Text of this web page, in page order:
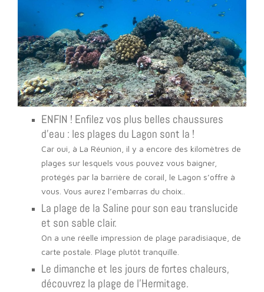
ENFIN ! Enfilez vos plus belles chaussures
d’eau : les plages du Lagon sont la !
Car oui, à La Réunion, il y a encore des kilomètres de
plages sur lesquels vous pouvez vous baigner,
protégés par la barrière de corail, le Lagon s’offre à
vous. Vous aurez l’embarras du choix..
La plage de la Saline pour son eau translucide
et son sable clair.
On a une réelle impression de plage paradisiaque, de
carte postale. Plage plutôt tranquille.
Le dimanche et les jours de fortes chaleurs,
découvrez la plage de l’Hermitage.